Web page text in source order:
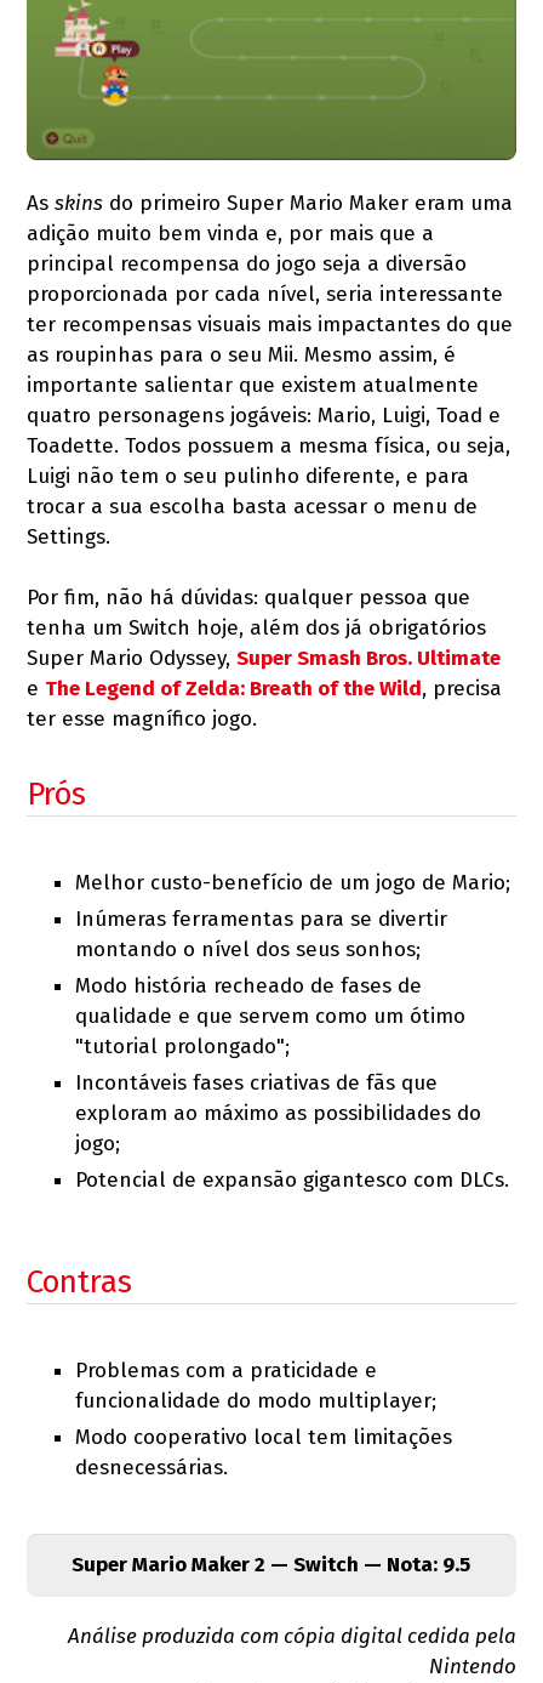
Asskins do primeiro Super Mario Maker eram uma
adição muito bem vinda e, por mais que a
principal recompensa do jogo seja a diversão
proporcionada por cada nível, seria interessante
ter recompensas visuais mais impactantes do que
as roupinhas para o seu Mii. Mesmo assim, é
importante salientar que existem atualmente
quatro personagens jogáveis: Mario, Luigi, Toad e
Toadette. Todos possuem a mesma física, ou seja,
Luigi não tem o seu pulinho diferente, e para
trocar a sua escolha basta acessar o menu de
Settings.
Por fim, não há dúvidas: qualquer pessoa que
tenha um Switch hoje, além dos já obrigatórios
Super Mario Odyssey,Super Smash Bros. Ultimate
e The Legend of Zelda: Breath of the Wild, precisa
ter esse magnífico jogo.
Prós
Melhor custo-benefício de um jogo de Mario;
Inúmeras ferramentas para se divertir
montando o nível dos seus sonhos;
Modo história recheado de fases de
qualidade e que servem como um ótimo
"tutorial prolongado";
Incontáveis fases criativas de fãs que
exploram ao máximo as possibilidades do
jogo;
Potencial de expansão gigantesco com DLCs.
Contras
Problemas com a praticidade e
funcionalidade do modo multiplayer;
Modo cooperativo local tem limitações
desnecessárias.
Super Mario Maker 2 — Switch — Nota: 9.5
Análise produzida com cópia digital cedida pela
Nintendo